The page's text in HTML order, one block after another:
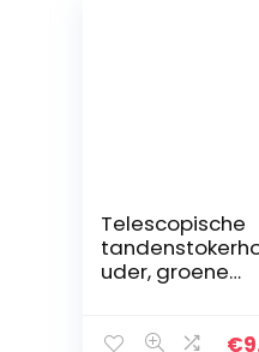
Telescopische
uder, groene
uder
€